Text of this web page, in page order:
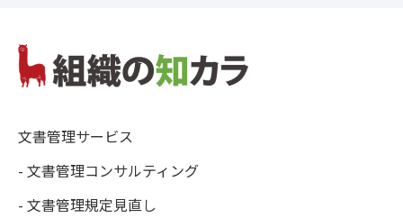
文書管理サービス
- 文書管理コンサルティング
- 文書管理規定見直し